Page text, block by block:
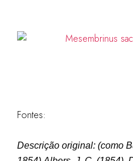
Fontes:
Descrição original: (como